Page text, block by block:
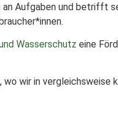
Aufgaben und betrifft
Wasserschutz eine
wir in vergleichsweise